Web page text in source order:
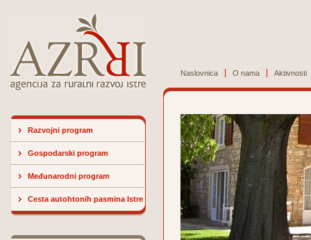
Naslovnica O nama Aktivnosti
Razvojni program
Gospodarski program
Međunarodni program
Cesta autohtonih pasmina Istre